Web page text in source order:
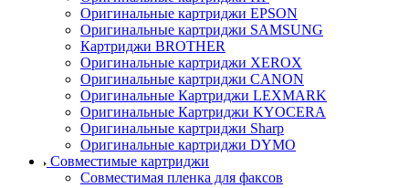
Оригинальные картриджи EPSON
Оригинальные картриджи SAMSUNG
Картриджи BROTHER
Оригинальные картриджи XEROX
Оригинальные картриджи CANON
Оригинальные Картриджи LEXMARK
Оригинальные Картриджи KYOCERA
Оригинальные картриджи Sharp
Оригинальные картриджи DYMO
Совместимые картриджи
Совместимая пленка для факсов